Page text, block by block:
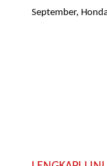
September,